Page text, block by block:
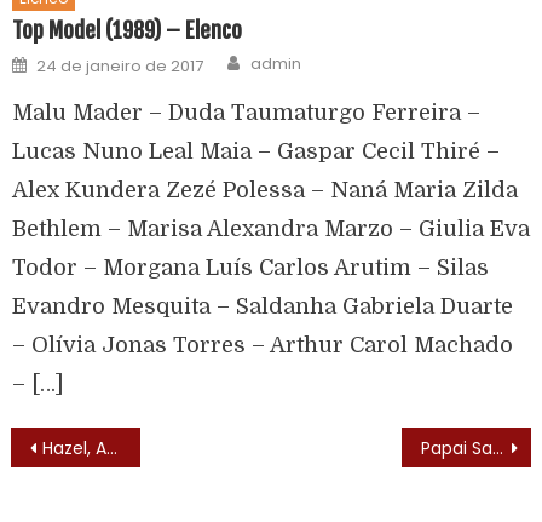
Top Model (1989) – Elenco
24 de janeiro de 2017 admin
Malu Mader – Duda Taumaturgo Ferreira –
Lucas Nuno Leal Maia – Gaspar Cecil Thiré –
Alex Kundera Zezé Polessa – Naná Maria Zilda
Bethlem – Marisa Alexandra Marzo – Giulia Eva
Todor – Morgana Luís Carlos Arutim – Silas
Evandro Mesquita – Saldanha Gabriela Duarte
– Olívia Jonas Torres – Arthur Carol Machado
– […]
Hazel, A Empregada Maluca (Hazel – 1961) – Lista de Episódios Papai Sabe Tudo (Father Knows Best – 1954)